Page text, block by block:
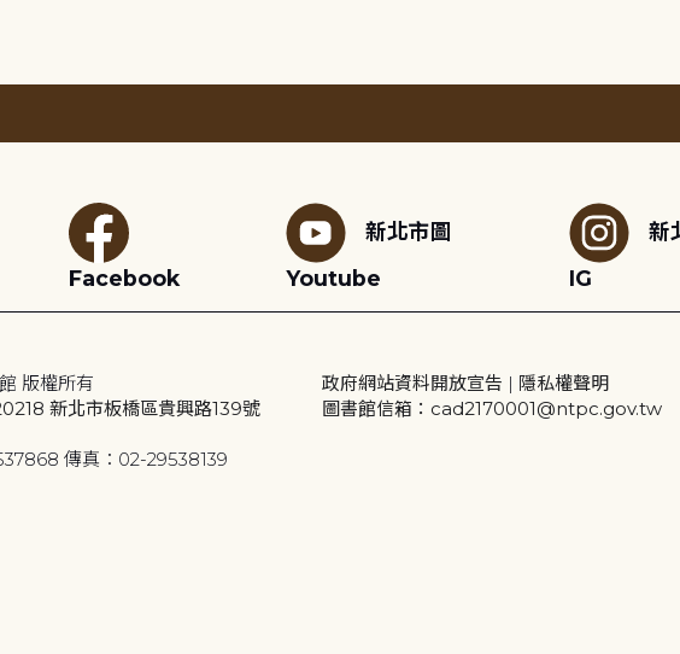
Facebook
新北市圖
Youtube
新
IG
版權所有
新北市板橋區貴興路139號
傳真：02-29538139
政府網站資料開放宣告 | 隱私權聲明
圖書館信箱：cad2170001@ntpc.gov.tw